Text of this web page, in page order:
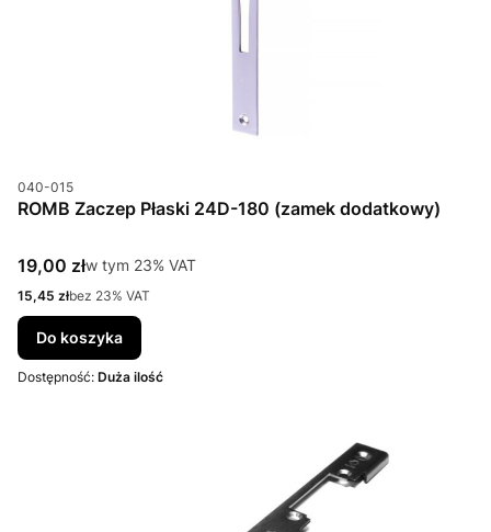
Kod produktu
040-015
ROMB Zaczep Płaski 24D-180 (zamek dodatkowy)
Cena brutto
19,00 złw tym %s VAT
w tym 23% VAT
Cena netto
15,45 złbez 23% VAT
Do koszyka
Dostępność: Duża ilość